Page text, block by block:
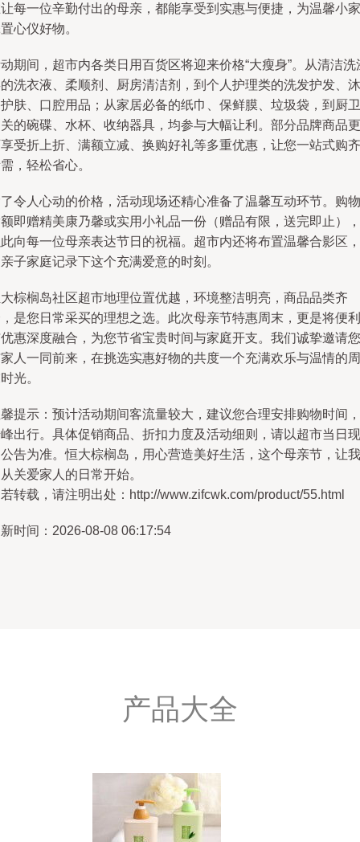
每一位辛勤付出的母亲，都能享受到实惠与便捷，为温馨小家
心仪好物。
期间，超市内各类日用百货区将迎来价格“大瘦身”。从清洁洗
洗衣液、柔顺剂、厨房清洁剂，到个人护理类的洗发护发、沐
肤、口腔用品；从家居必备的纸巾、保鲜膜、垃圾袋，到厨卫
的碗碟、水杯、收纳器具，均参与大幅让利。部分品牌商品更
受折上折、满额立减、换购好礼等多重优惠，让您一站式购齐
，轻松省心。
令人心动的价格，活动现场还精心准备了温馨互动环节。购物
即赠精美康乃馨或实用小礼品一份（赠品有限，送完即止），
向每一位母亲表达节日的祝福。超市内还将布置温馨合影区，
子家庭记录下这个充满爱意的时刻。
棕榈岛社区超市地理位置优越，环境整洁明亮，商品品类齐
是您日常采买的理想之选。此次母亲节特惠周末，更是将便利
惠深度融合，为您节省宝贵时间与家庭开支。我们诚挚邀请您
人一同前来，在挑选实惠好物的共度一个充满欢乐与温情的周
光。
提示：预计活动期间客流量较大，建议您合理安排购物时间，
出行。具体促销商品、折扣力度及活动细则，请以超市当日现
告为准。恒大棕榈岛，用心营造美好生活，这个母亲节，让我
关爱家人的日常开始。
转载，请注明出处：http://www.zifcwk.com/product/55.html
时间：2026-08-08 06:17:54
产品大全